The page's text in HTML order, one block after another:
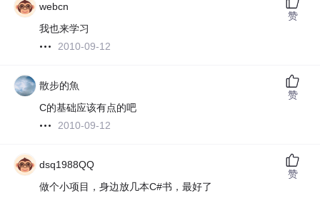
webcn
我也来学习
2010-09-12
赞
散步的魚
C的基础应该有点的吧
2010-09-12
赞
dsq1988QQ
做个小项目，身边放几本C#书，最好了
赞